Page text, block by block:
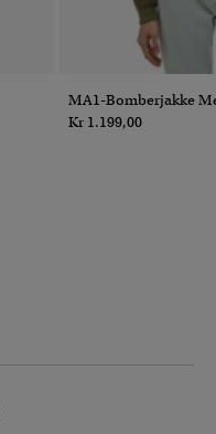
MA1-Bomberjakke
Kr 1.199,00